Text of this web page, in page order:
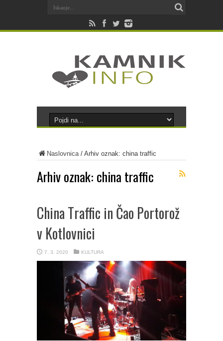
Naslovnica/ Arhiv oznak: china traffic
Arhiv oznak: china traffic
China Traffic in Čao Portorož
v Kotlovnici
7. 3. 2020 KULTURA